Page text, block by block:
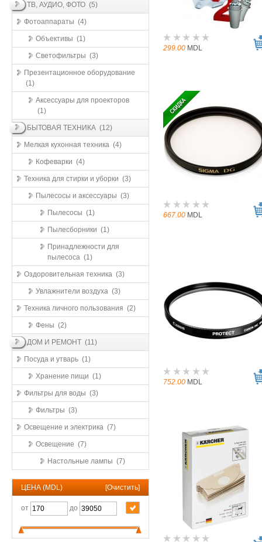
ТВ, АУДИО, ФОТО (5)
Фотоаппараты (4)
Объективы (1)
Светофильтры (3)
Презентационное оборудование
(1)
Аксессуары для проекторов
(1)
БЫТОВАЯ ТЕХНИКА (12)
Мелкая кухонная техника (4)
Кофеварки (4)
Техника для стирки и уборки (3)
Пылесосы и аксессуары (3)
Пылесосы (1)
Пылесборники (1)
Принадлежности для
пылесоса (1)
Оздоровительная техника (3)
Увлажнители воздуха (3)
Техника личного пользования (2)
Фены (2)
ДОМ И РЕМОНТ (11)
Посуда и утварь (1)
Хранение пищи (1)
Фильтры для воды (3)
Фильтры (3)
Освещение и электрика (7)
Освещение (7)
Настольные лампы (7)
ЦЕНА (MDL) [Очистить]
от до
299.00 MDL
667.00 MDL
752.00 MDL